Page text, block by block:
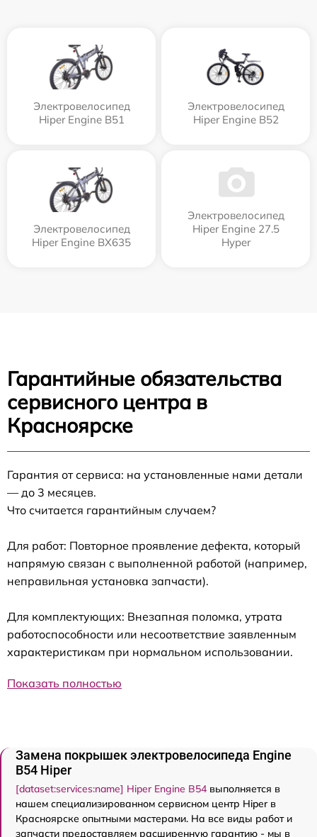
Электровелосипед
Hiper Engine B51
Электровелосипед
Hiper Engine B52
Электровелосипед
Hiper Engine BX635
Электровелосипед
Hiper Engine 27.5
Нyper
Гарантийные обязательства
сервисного центра в
Красноярске
Гарантия от сервиса: на установленные нами детали
— до 3 месяцев.
Что считается гарантийным случаем?
Для работ: Повторное проявление дефекта, который
напрямую связан с выполненной работой (например,
неправильная установка запчасти).
Для комплектующих: Внезапная поломка, утрата
работоспособности или несоответствие заявленным
характеристикам при нормальном использовании.
Показать полностью
Замена покрышек электровелосипеда Engine
B54 Hiper
[dataset:services:name] Hiper Engine B54 выполняется в
нашем специализированном сервисном центр Hiper в
Красноярске опытными мастерами. На все виды работ и
запчасти предоставляем расширенную гарантию - мы в